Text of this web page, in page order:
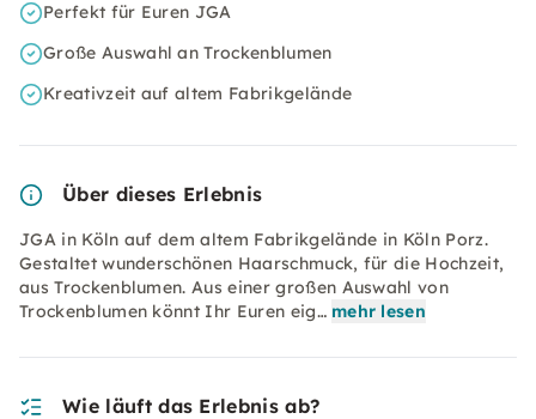
Perfekt für Euren JGA
Große Auswahl an Trockenblumen
Kreativzeit auf altem Fabrikgelände
Über dieses Erlebnis
JGA in Köln auf dem altem Fabrikgelände in Köln Porz.
Gestaltet wunderschönen Haarschmuck, für die Hochzeit,
aus Trockenblumen. Aus einer großen Auswahl von
Trockenblumen könnt Ihr Euren eig… mehr lesen
Wie läuft das Erlebnis ab?